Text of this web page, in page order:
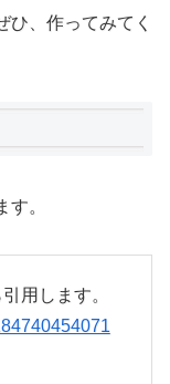
ひ、作ってみてく
。
用します。